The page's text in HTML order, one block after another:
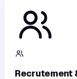
Recrutement